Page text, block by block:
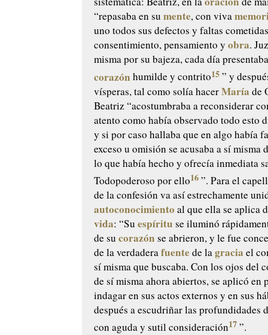
“repasaba en sumente, con viva
uno todos sus defectos y faltas
consentimiento, pensamiento yobra.
misma por su bajeza, cada día
corazón humilde y contrito15” y
vísperas, tal como solía hacerMaría de
Beatriz “acostumbraba a reconsiderar
atento como había observado todo esto
y si por caso hallaba que en algo había
exceso u omisión se acusaba a sí misma
lo que había hecho y ofrecía inmediata
Todopoderoso por ello16”. Para el
de la confesión va así estrechamente
autoconocimiento al que ella se aplica
vida: “Suespíritu se iluminó
de sucorazón se abrieron, y le fue
de la verdaderafuente de lagracia el
sí misma que buscaba. Con los ojos del
de sí misma ahora abiertos, se aplicó en
indagar en sus actos externos y en sus
después a escudriñar las profundidades
con aguda y sutil consideración17”.